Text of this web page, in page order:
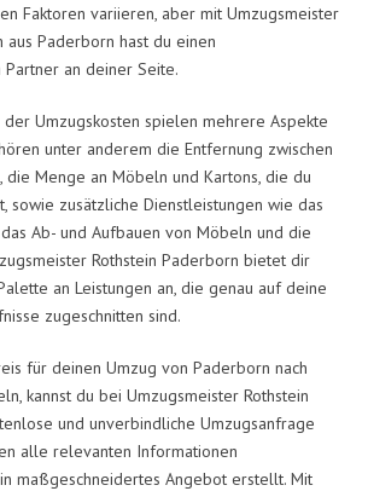
Faktoren variieren, aber mit Umzugsmeister
aus Paderborn hast du einen
an deiner Seite.
Umzugskosten spielen mehrere Aspekte
unter anderem die Entfernung zwischen
die Menge an Möbeln und Kartons, die du
sowie zusätzliche Dienstleistungen wie das
das Ab- und Aufbauen von Möbeln und die
Rothstein Paderborn bietet dir
an Leistungen an, die genau auf deine
zugeschnitten sind.
für deinen Umzug von Paderborn nach
kannst du bei Umzugsmeister Rothstein
und unverbindliche Umzugsanfrage
alle relevanten Informationen
maßgeschneidertes Angebot erstellt. Mit